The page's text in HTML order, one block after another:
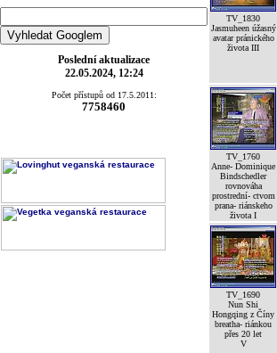
Poslední aktualizace
22.05.2024, 12:24
Počet přístupů od 17.5.2011:
7758460
TV_1830
Jasmuheen úžasný
avatar pránického
života III
TV_1760
Anne- Dominique
Bindschedler
rovnováha
prostrední- ctvom
prana- riánskeho
života I
TV_1690
Nun Shi
Hongqing z Číny
breatha- riánkou
přes 20 let
V